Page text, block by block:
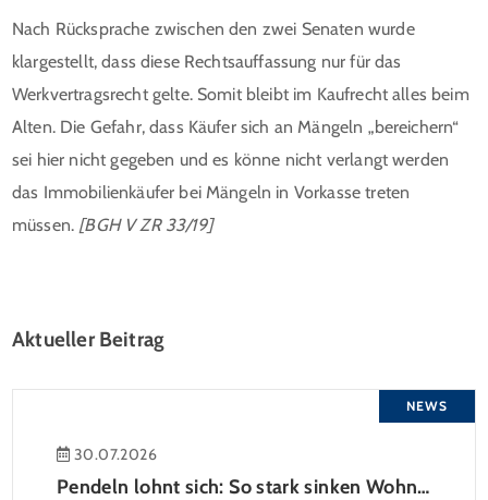
Nach Rücksprache zwischen den zwei Senaten wurde
klargestellt, dass diese Rechtsauffassung nur für das
Werkvertragsrecht gelte. Somit bleibt im Kaufrecht alles beim
Alten. Die Gefahr, dass Käufer sich an Mängeln „bereichern“
sei hier nicht gegeben und es könne nicht verlangt werden
das Immobilienkäufer bei Mängeln in Vorkasse treten
müssen. [BGH V ZR 33/19]
Aktueller Beitrag
NEWS
30.07.2026
Pendeln lohnt sich: So stark sinken Wohnungspreise im Umland